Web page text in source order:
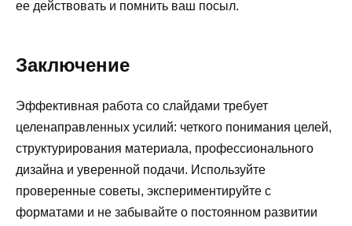
ее действовать и помнить ваш посыл.
Заключение
Эффективная работа со слайдами требует
целенаправленных усилий: четкого понимания целей,
структурирования материала, профессионального
дизайна и уверенной подачи. Используйте
проверенные советы, экспериментируйте с
форматами и не забывайте о постоянном развитии